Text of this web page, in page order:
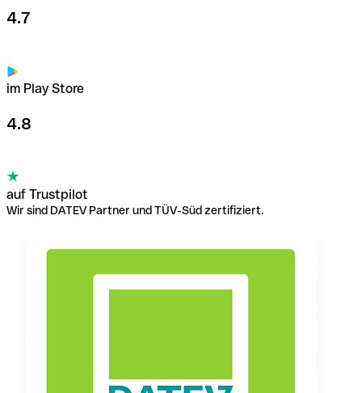
4.7
im Play Store
4.8
auf Trustpilot
Wir sind DATEV Partner und TÜV-Süd zertifiziert.